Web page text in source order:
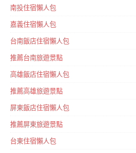
南投住宿懶人包
嘉義住宿懶人包
台南飯店住宿懶人包
推薦台南旅遊景點
高雄飯店住宿懶人包
推薦高雄旅遊景點
屏東飯店住宿懶人包
推薦屏東旅遊景點
台東住宿懶人包